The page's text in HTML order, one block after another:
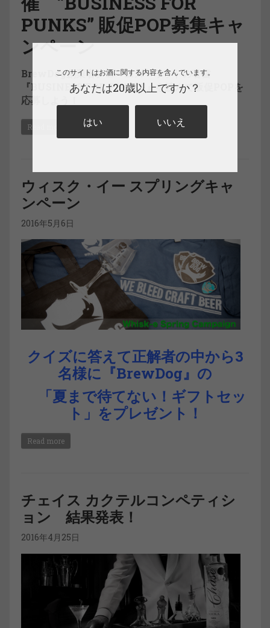
PUNKS” 販促POP募集キャ
ンペーン
BrewDog創業者ジェームズ・ワットの著書
『BUSINESS FOR PUNKS』を読んで販促POPを
応募しよう！
Read more
ウィスク・イー スプリングキャ
ンペーン
2016年5月6日
クイズに答えて正解者の中から3
名様に 『BrewDog』の
「夏まで待てない！ギフトセッ
ト」をプレゼント！
Read more
チェイス カクテルコンペティシ
ョン 結果発表！
2016年4月25日
このサイトはお酒に関する内容を含んでいます。
あなたは20歳以上ですか？
はい いいえ